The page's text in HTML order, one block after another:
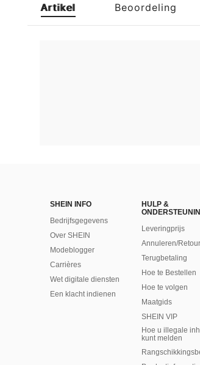
Artikel Beoordeling
SHEIN INFO
Bedrijfsgegevens
Over SHEIN
Modeblogger
Carrières
Wet digitale diensten
Een klacht indienen
HULP &
Leveringprijs
Annuleren/
Terugbetaling
Hoe te Bestellen
Hoe te volgen
Maatgids
SHEIN VIP
Hoe u illegale
kunt melden